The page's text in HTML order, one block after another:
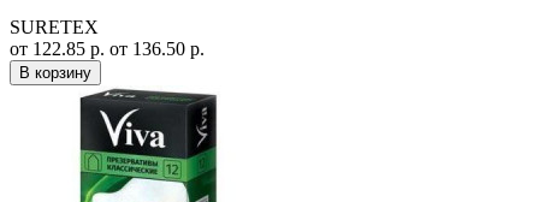
SURETEX
от 122.85 р. от 136.50 р.
В корзину